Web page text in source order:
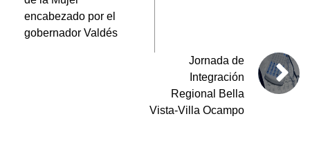
encabezado por el
gobernador Valdés
Jornada de
Integración
Regional Bella
Vista-Villa Ocampo